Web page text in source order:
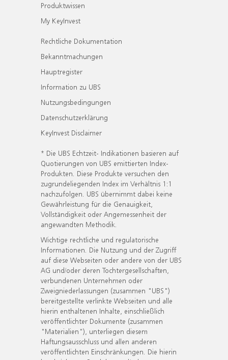
Produktwissen
My KeyInvest
Rechtliche Dokumentation
Bekanntmachungen
Hauptregister
Information zu UBS
Nutzungsbedingungen
Datenschutzerklärung
KeyInvest Disclaimer
* Die UBS Echtzeit- Indikationen basieren auf
Quotierungen von UBS emittierten Index-
Produkten. Diese Produkte versuchen den
zugrundeliegenden Index im Verhältnis 1:1
nachzufolgen. UBS übernimmt dabei keine
Gewährleistung für die Genauigkeit,
Vollständigkeit oder Angemessenheit der
angewandten Methodik.
Wichtige rechtliche und regulatorische
Informationen. Die Nutzung und der Zugriff
auf diese Webseiten oder andere von der UBS
AG und/oder deren Tochtergesellschaften,
verbundenen Unternehmen oder
Zweigniederlassungen (zusammen "UBS")
bereitgestellte verlinkte Webseiten und alle
hierin enthaltenen Inhalte, einschließlich
veröffentlichter Dokumente (zusammen
"Materialien"), unterliegen diesem
Haftungsausschluss und allen anderen
veröffentlichten Einschränkungen. Die hierin